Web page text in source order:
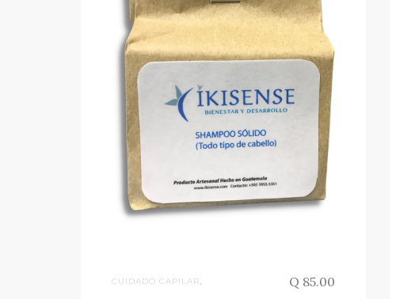
CUIDADO CAPILAR, Q 85.00